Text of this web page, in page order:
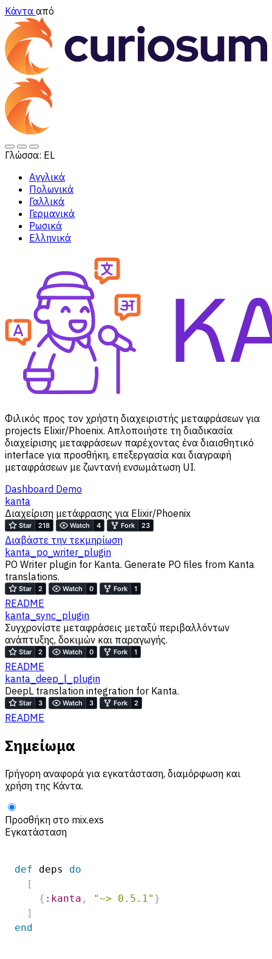
Κάντα από
Γλώσσα: EL
Αγγλικά
Πολωνικά
Γαλλικά
Γερμανικά
Ρωσικά
Ελληνικά
Φιλικός προς τον χρήστη διαχειριστής μεταφράσεων για
projects Elixir/Phoenix. Απλοποιήστε τη διαδικασία
διαχείρισης μεταφράσεων παρέχοντας ένα διαισθητικό
interface για προσθήκη, επεξεργασία και διαγραφή
μεταφράσεων με ζωντανή ενσωμάτωση UI.
Dashboard Demo
kanta
Διαχείριση μετάφρασης για Elixir/Phoenix
Διαβάστε την τεκμηρίωση
kanta_po_writer_plugin
PO Writer plugin for Kanta. Generate PO files from Kanta
translations.
README
kanta_sync_plugin
Συγχρονίστε μεταφράσεις μεταξύ περιβαλλόντων
ανάπτυξης, δοκιμών και παραγωγής.
README
kanta_deep_l_plugin
DeepL translation integration for Kanta.
README
Σημείωμα
Γρήγορη αναφορά για εγκατάσταση, διαμόρφωση και
χρήση της Κάντα.
Προσθήκη στο mix.exs
Εγκατάσταση
def deps do
[
{ :kanta , "~> 0.5.1" }
]
end